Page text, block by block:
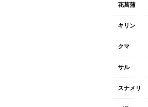
花菖蒲
キリン
クマ
サル
スナメリ